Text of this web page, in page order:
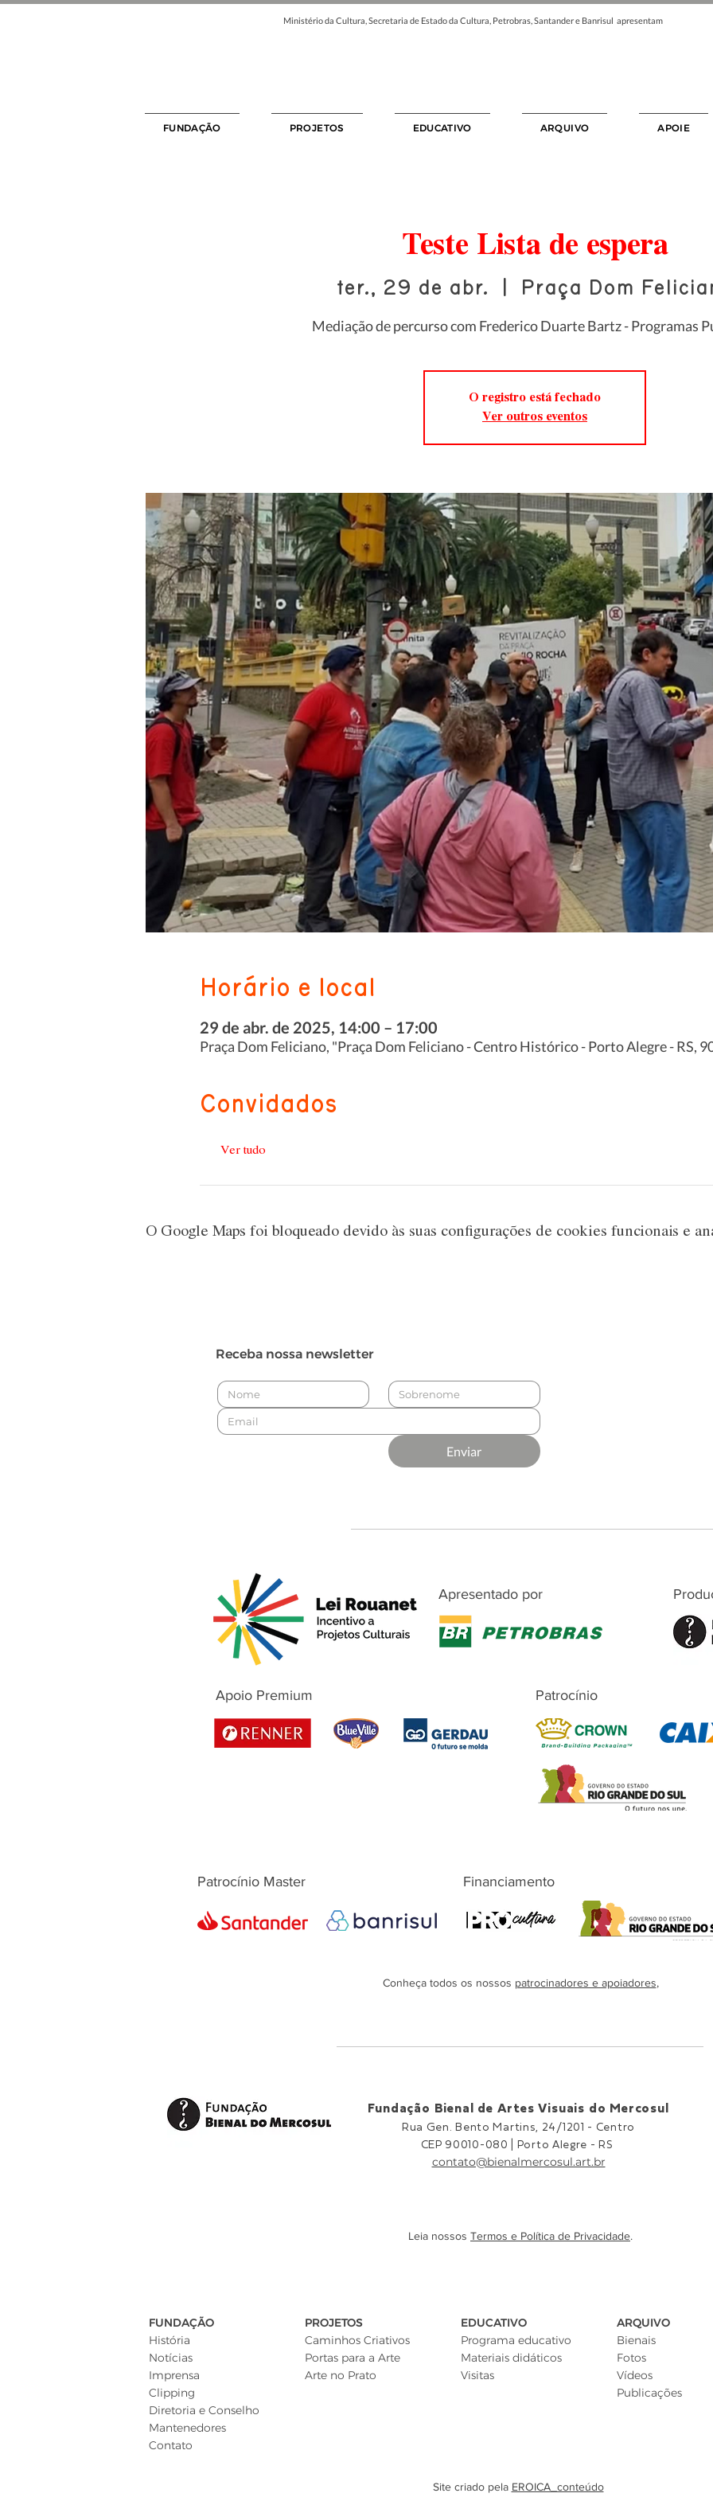
Ministério da Cultura, Secretaria de Estado da Cultura, Petrobras, Santander e Banrisul apresentam
FUNDAÇÃO PROJETOS EDUCATIVO ARQUIVO APOIE
Teste Lista de espera
ter., 29 de abr. Praça Dom
Mediação de percurso com Frederico Duarte Bartz - Programas
O registro está fechado
Ver outros eventos
Horário e local
29 de abr. de 2025, 14:00 – 17:00
Praça Dom Feliciano, "Praça Dom Feliciano - Centro Histórico - Porto Alegre - RS,
Convidados
Ver tudo
O Google Maps foi bloqueado devido às suas configurações de cookies funcionais e
Receba nossa newsletter
Enviar
Apresentado por
Apoio Premium Patrocínio
Patrocínio Master Financiamento
Conheça todos os nossos patrocinadores e apoiadores,
Fundação Bienal de Artes Visuais do Mercosul
Rua Gen. Bento Martins, 24/1201 - Centro
CEP 90010-080 |
Porto Alegre - RS
contato@bienalmercosul.art.br
Leia nossos Termos e Política de Privacidade.
Site criado pela EROICA_conteúdo
FUNDAÇÃO
História
Notícias
Imprensa
Clipping
Diretoria e Conselho
Mantenedores
Contato
PROJETOS
Caminhos Criativos
Portas para a Arte
Arte no Prato
EDUCATIVO
Programa educativo
Materiais didáticos
Visitas
ARQUIVO
Bienais
Fotos
Vídeos
Publicações